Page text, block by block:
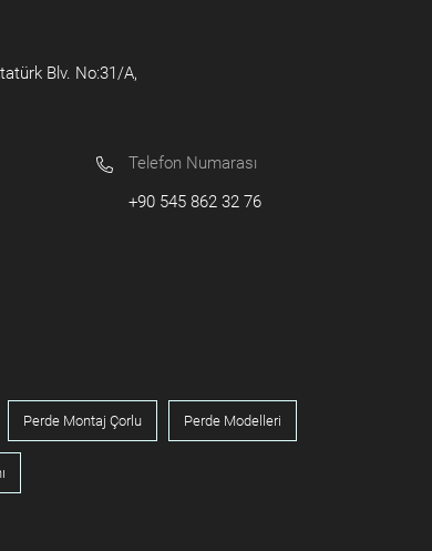
Blv. No:31/A,
Telefon Numarası
+90 545 862 32 76
Perde Montaj Çorlu Perde Modelleri